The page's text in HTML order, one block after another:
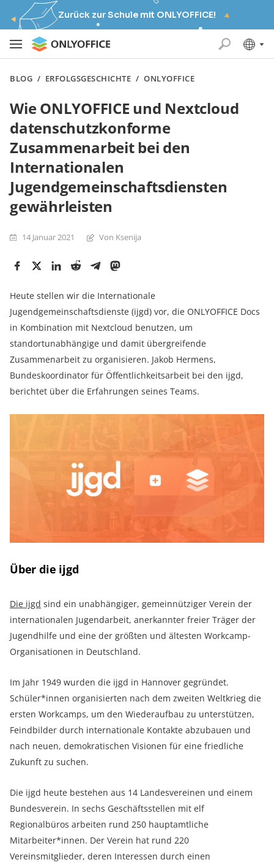
Zurück zur Schule mit ONLYOFFICE!
BLOG / ERFOLGSGESCHICHTE /ONLYOFFICE
Wie ONLYOFFICE und Nextcloud
datenschutzkonforme
Zusammenarbeit bei den
Internationalen
Jugendgemeinschaftsdiensten
gewährleisten
14 Januar 2021 Von Ksenija
Heute stellen wir die Internationale
Jugendgemeinschaftsdienste (ijgd) vor, die ONLYOFFICE Docs
in Kombination mit Nextcloud benutzen, um
standortunabhängige und damit übergreifende
Zusammenarbeit zu organisieren. Jakob Hermens,
Bundeskoordinator für Öffentlichkeitsarbeit bei den ijgd,
berichtet über die Erfahrungen seines Teams.
Über die ijgd
Die ijgd sind ein unabhängiger, gemeinnütziger Verein der
internationalen Jugendarbeit, anerkannter freier Träger der
Jugendhilfe und eine der größten und ältesten Workcamp-
Organisationen in Deutschland.
Im Jahr 1949 wurden die ijgd in Hannover gegründet.
Schüler*innen organisierten nach dem zweiten Weltkrieg die
ersten Workcamps, um den Wiederaufbau zu unterstützen,
Feindbilder durch internationale Kontakte abzubauen und
nach neuen, demokratischen Visionen für eine friedliche
Zukunft zu suchen.
Die ijgd heute bestehen aus 14 Landesvereinen und einem
Bundesverein. In sechs Geschäftsstellen mit elf
Regionalbüros arbeiten rund 250 hauptamtliche
Mitarbeiter*innen. Der Verein hat rund 220
Vereinsmitglieder, deren Interessen durch einen